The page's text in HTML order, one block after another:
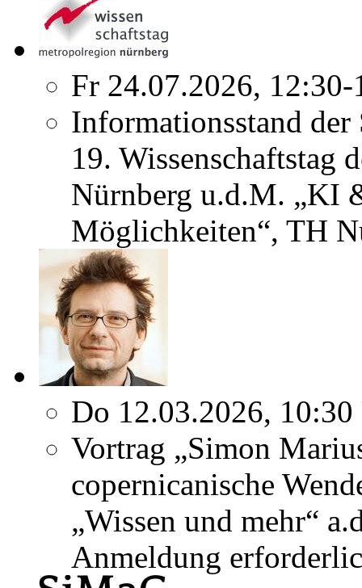
Fr 24.07.2026,
Informationsstand
19. Wissenschaftstag
Nürnberg u.d.M. „KI
Möglichkeiten“, TH
Do 12.03.2026,
Vortrag „Simon
copernicanische
„Wissen und mehr“
Anmeldung